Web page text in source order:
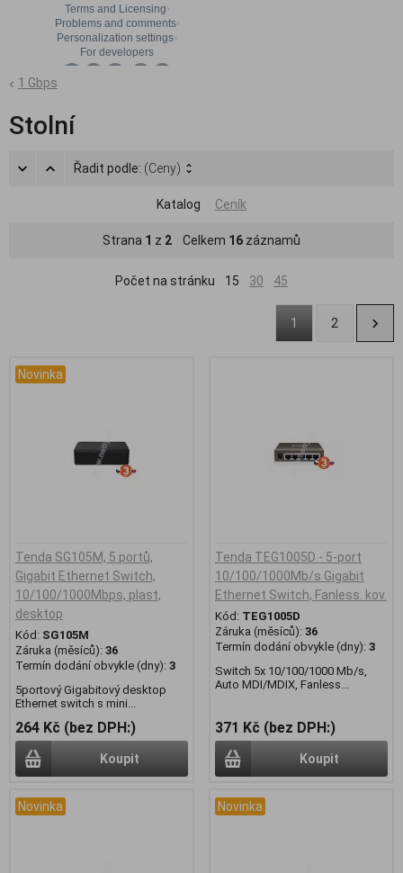
1 Gbps
Stolní
Řadit podle: (Ceny)
Katalog Ceník
Strana 1 z 2 Celkem 16 záznamů
Počet na stránku 15 30 45
1 2
Novinka
Tenda SG105M, 5 portů,
Gigabit Ethernet Switch,
10/100/1000Mbps, plast,
desktop
Kód: SG105M
Záruka (měsíců): 36
Termín dodání obvykle (dny): 3
5portový Gigabitový desktop
Ethernet switch s mini...
264 Kč (bez DPH:)
Koupit
Tenda TEG1005D - 5-port
10/100/1000Mb/s Gigabit
Ethernet Switch, Fanless. kov.
Kód: TEG1005D
Záruka (měsíců): 36
Termín dodání obvykle (dny): 3
Switch 5x 10/100/1000 Mb/s,
Auto MDI/MDIX, Fanless...
371 Kč (bez DPH:)
Koupit
Novinka Novinka